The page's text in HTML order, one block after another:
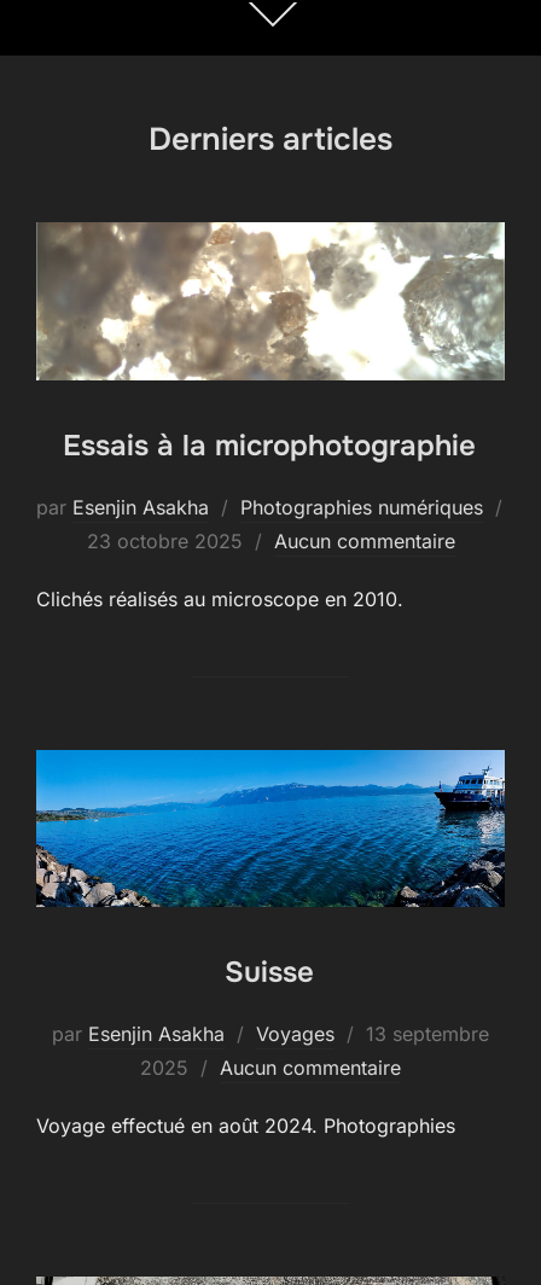
Descendre
au
Derniers articles
Essais à la microphotographie
par Esenjin Asakha
Photographies numériques
Publié
23 octobre 2025 Aucun commentaire
Clichés réalisés au microscope en 2010.
Suisse
par Esenjin Asakha Voyages
Publié
le
13 septembre
2025
Aucun commentaire
Voyage effectué en août 2024. Photographies